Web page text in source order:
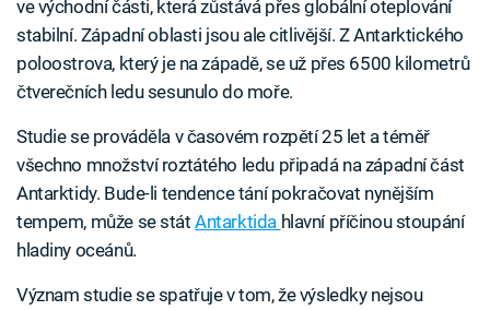
ve východní části, která zůstává přes globální oteplování
stabilní. Západní oblasti jsou ale citlivější. Z Antarktického
poloostrova, který je na západě, se už přes 6500 kilometrů
čtverečních ledu sesunulo do moře.
Studie se prováděla v časovém rozpětí 25 let a téměř
všechno množství roztátého ledu připadá na západní část
Antarktidy. Bude-li tendence tání pokračovat nynějším
tempem, může se státAntarktida hlavní příčinou stoupání
hladiny oceánů.
Význam studie se spatřuje v tom, že výsledky nejsou